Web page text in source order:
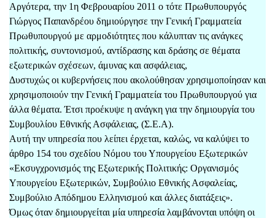
Αργότερα, την 1η Φεβρουαρίου 2011 ο τότε Πρωθυπουργός
Γιώργος Παπανδρέου δημιούργησε την Γενική Γραμματεία
Πρωθυπουργού με αρμοδιότητες που κάλυπταν τις ανάγκες
πολιτικής, συντονισμού, αντίδρασης και δράσης σε θέματα
εξωτερικών σχέσεων, άμυνας και ασφάλειας,
Δυστυχώς οι κυβερνήσεις που ακολούθησαν χρησιμοποίησαν και
χρησιμοποιούν την Γενική Γραμματεία του Πρωθυπουργού για
άλλα θέματα. Έτσι προέκυψε η ανάγκη για την δημιουργία του
Συμβουλίου Εθνικής Ασφάλειας, (Σ.Ε.Α).
Αυτή την υπηρεσία που λείπει έρχεται, καλώς, να καλύψει το
άρθρο 154 του σχεδίου Νόμου του Υπουργείου Εξωτερικών
«Εκσυγχρονισμός της Εξωτερικής Πολιτικής: Οργανισμός
Υπουργείου Εξωτερικών, Συμβούλιο Εθνικής Ασφαλείας,
Συμβούλιο Απόδημου Ελληνισμού και άλλες διατάξεις».
Όμως όταν δημιουργείται μία υπηρεσία λαμβάνονται υπόψη οι